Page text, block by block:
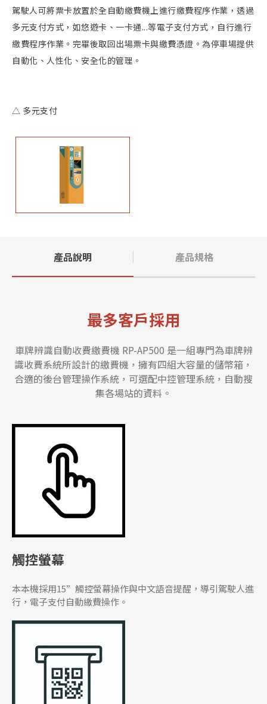
駕駛人可將票卡放置於全自動繳費機上進行繳費程序作業，透過
多元支付方式，如悠遊卡、一卡通...等電子支付方式，自行進行
繳費程序作業。完畢後取回出場票卡與繳費憑證。為停車場提供
自動化、人性化、安全化的管理。
△ 多元支付
產品說明 產品規格
最多客戶採用
車牌辨識自動收費繳費機 RP-AP500 是一組專門為車牌辨
識收費系統所設計的繳費機，擁有四組大容量的儲幣箱，
合適的後台管理操作系統，可選配中控管理系統，自動搜
集各場站的資料。
觸控螢幕
本本機採用15”觸控螢幕操作與中文語音提醒，導引駕駛人進
行，電子支付自動繳費操作。